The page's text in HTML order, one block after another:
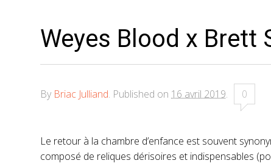
Weyes Blood x Brett
By Briac Julliand. Published on 16 avril 2019. 0
Le retour à la chambre d’enfance est souvent
composé de reliques dérisoires et indispensables